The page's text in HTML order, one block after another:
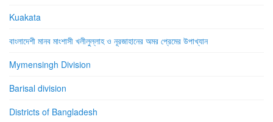
Kuakata
বাংলাদেশী মানব মাংশাসী খলীলুল্লাহ ও নূরজাহানের অমর প্রেমের উপাখ্যান
Mymensingh Division
Barisal division
Districts of Bangladesh